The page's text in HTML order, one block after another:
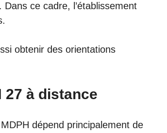
ce cadre, l’établissement
obtenir des orientations
27 à distance
dépend principalement de